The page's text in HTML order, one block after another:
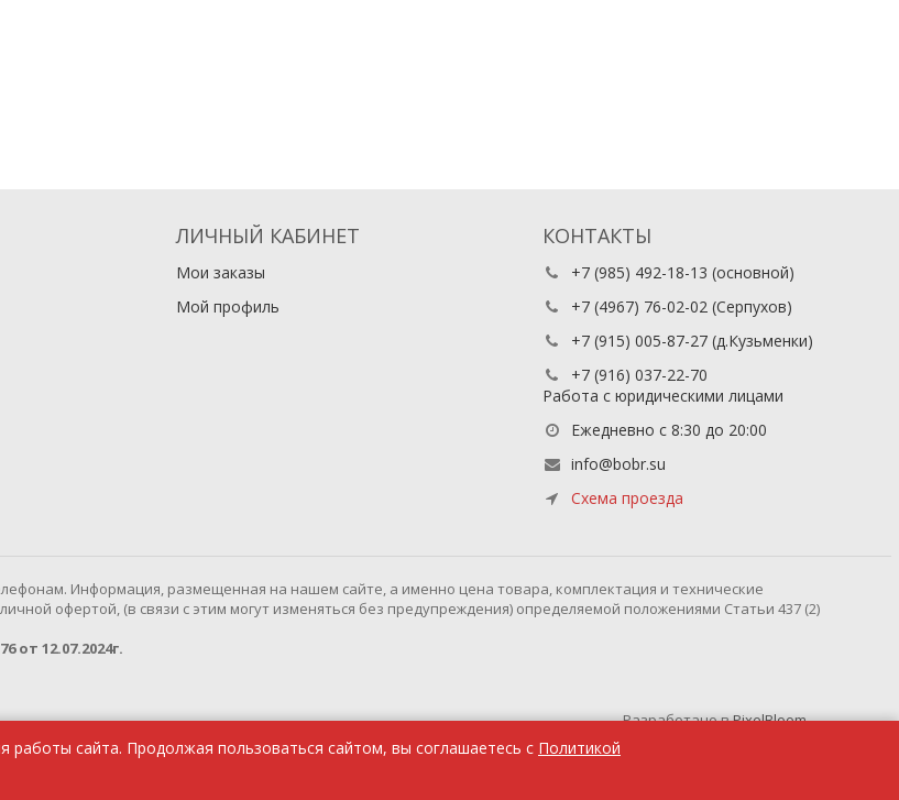
ЛИЧНЫЙ КАБИНЕТ
Мои заказы
Мой профиль
КОНТАКТЫ
+7 (985) 492-18-13 (основной)
+7 (4967) 76-02-02 (Серпухов)
+7 (915) 005-87-27(д.Кузьменки)
+7 (916) 037-22-70
Работа с юридическими лицами
Ежедневно с 8:30 до 20:00
info@bobr.su
Схема проезда
сайта. Продолжая пользоваться сайтом, вы соглашаетесь с Политикой
Информация, размещенная на нашем сайте, а именно цена товара, комплектация и технические
офертой, (в связи с этим могут изменяться без предупреждения) определяемой положениями Статьи 437 (2)
12.07.2024г.
Разработано вPixelBloom